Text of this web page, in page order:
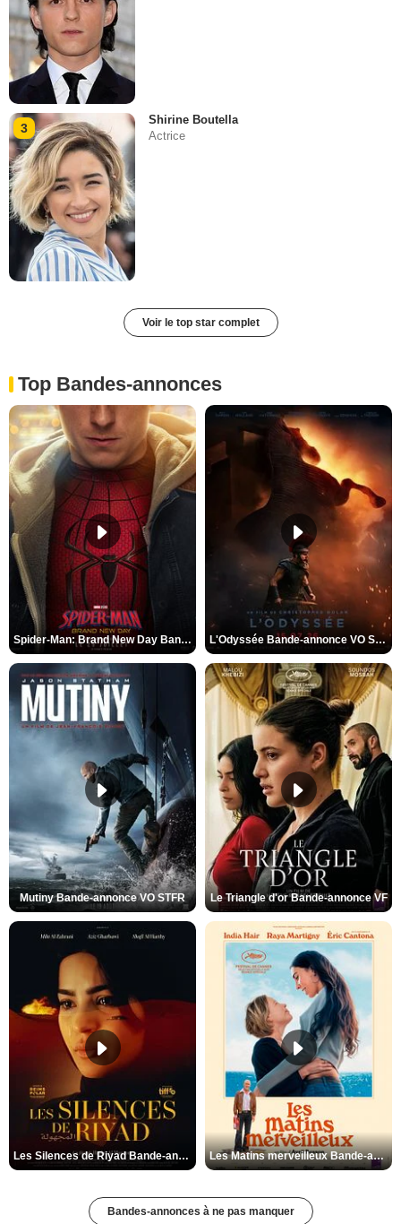
3
Shirine Boutella
Actrice
Voir le top star complet
Top Bandes-annonces
Spider-Man: Brand New Day Bande-annonce VO STFR L'Odyssée Bande-annonce VO STFR
Mutiny Bande-annonce VO STFR Le Triangle d'or Bande-annonce VF
Les Silences de Riyad Bande-annonce VO STFR Les Matins merveilleux Bande-annonce VF
Bandes-annonces à ne pas manquer